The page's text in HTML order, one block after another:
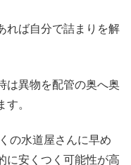
れば自分で詰まりを解
は異物を配管の奥へ奥
。
の水道屋さんに早め
に安くつく可能性が高